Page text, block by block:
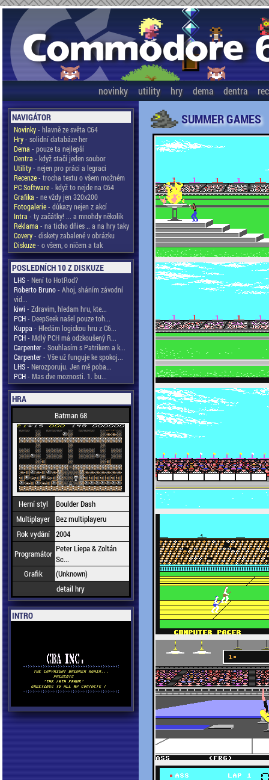
novinky utility hry dema dentra
NAVIGÁTOR
Novinky- hlavně ze světa C64
Hry- solidní databáze her
Dema - pouze ta nejlepší
Dentra - když stačí jeden soubor
Utility- nejen pro práci a legraci
Recenze- trocha textu o všem možném
PC Software- když to nejde na C64
Grafika - ne vždy jen 320x200
Fotogalerie- důkazy nejen z akcí
Intra - ty začátky! ... a mnohdy několik
Reklama - na ticho dňies .. a na hry taky
Covery- diskety zabalené v obrázku
Diskuze- o všem, o ničem a tak
POSLEDNÍCH 10 Z DISKUZE
LHS- Není to HotRod?
Roberto Bruno- Ahoj, sháním závodní
vid...
kiwi - Zdravim, hledam hru, kte...
PCH- DeepSeek našel pouze toh...
Kuppa - Hledám logickou hru z C6...
PCH- Mdlý PCH má odzkoušený R...
Carpenter- Souhlasím s Patrikem a k...
Carpenter- Vše už funguje ke spokoj...
LHS- Nerozporuju. Jen mě poba...
PCH- Mas dve moznosti. 1. bu...
HRA
Batman 68
Herní styl
Boulder Dash
Multiplayer Bez multiplayeru
Rok vydání 2004
Programátor Peter Liepa & Zoltán
Sc...
Grafik
(Unknown)
detail hry
INTRO
SUMMER GAMES